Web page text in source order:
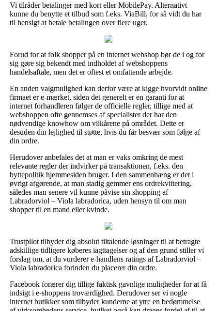
Vi tilråder betalinger med kort eller MobilePay. Alternativt
kunne du benytte et tilbud som f.eks. ViaBill, for så vidt du har
til hensigt at betale betalingen over flere uger.
Forud for at folk shopper på en internet webshop bør de i og for
sig gøre sig bekendt med indholdet af webshoppens
handelsaftale, men det er oftest et omfattende arbejde.
En anden valgmulighed kan derfor være at kigge hvorvidt online
firmaet er e-mærket, siden det generelt er en garanti for at
internet forhandleren følger de officielle regler, tillige med at
webshoppen ofte gennemses af specialister der har den
nødvendige knowhow om vilkårene på området. Dette er
desuden din lejlighed til støtte, hvis du får besvær som følge af
din ordre.
Herudover anbefales det at man er vaks omkring de mest
relevante regler der indvirker på transaktionen, f.eks. den
byttepolitik hjemmesiden bruger. I den sammenhæng er det i
øvrigt afgørende, at man stadig gemmer ens ordrekvittering,
således man senere vil kunne påvise sin shopping af
Labradorviol – Viola labradorica, uden hensyn til om man
shopper til en mand eller kvinde.
Trustpilot tilbyder dig absolut tiltalende løsninger til at betragte
adskillige tidligere køberes iagttagelser og af den grund stiller vi
forslag om, at du vurderer e-handlens ratings af Labradorviol –
Viola labradorica forinden du placerer din ordre.
Facebook forærer dig tillige faktisk gavnlige muligheder for at få
indsigt i e-shoppens troværdighed. Derudover ser vi nogle
internet butikker som tilbyder kunderne at ytre en bedømmelse